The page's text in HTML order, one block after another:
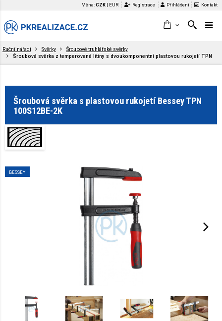
Měna:CZK EUR Registrace Přihlášení Kontakt
Ruční nářadí Svěrky
Šroubové truhlářské svěrky
Šroubová svěrka z temperované litiny s dvoukomponentní plastovou rukojetí TPN
Šroubová svěrka s plastovou rukojetí Bessey TPN
100S12BE-2K
BESSEY